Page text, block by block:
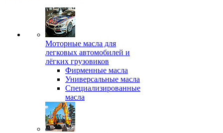
Моторные масла для
легковых автомобилей и
лёгких грузовиков
Фирменные масла
Универсальные масла
Специализированные
масла